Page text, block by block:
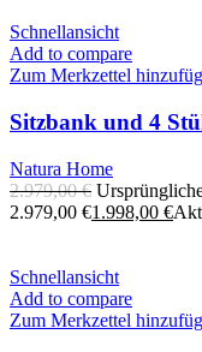
Schnellansicht
Add to compare
Zum Merkzettel
Sitzbank und 4
Natura Home
2.979,00€
2.979,00 €1.998,00 €
Schnellansicht
Add to compare
Zum Merkzettel